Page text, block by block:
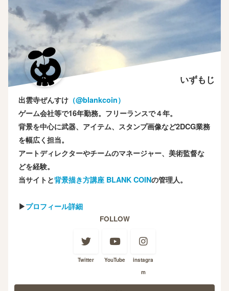
いずもじ
出雲寺ぜんすけ （‎@blankcoin）
ゲーム会社等で16年勤務。フリーランスで４年。
背景を中心に武器、アイテム、スタンプ画像など2DCG業務
を幅広く担当。
アートディレクターやチームのマネージャー、美術監督な
どを経験。
当サイトと背景描き方講座 BLANK COINの管理人。
▶プロフィール詳細
FOLLOW
Twitter YouTube
instagra
m